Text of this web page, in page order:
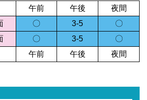
午前 午後 夜間
〇 3-5
〇
〇 3-5
〇
午前
午後 夜間